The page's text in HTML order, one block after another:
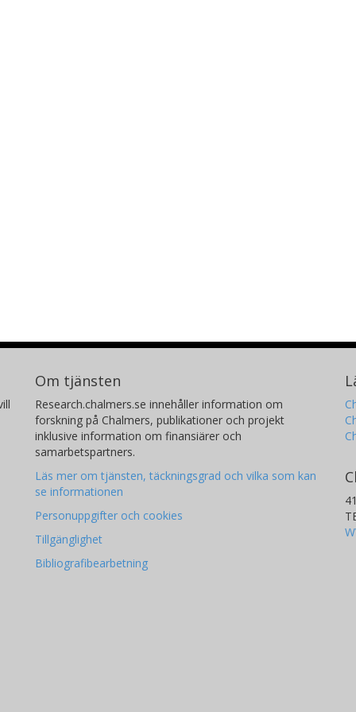
Om tjänsten
Research.chalmers.se innehåller information om
forskning på Chalmers, publikationer och projekt
inklusive information om finansiärer och
samarbetspartners.
Läs mer om tjänsten, täckningsgrad och vilka som kan
se informationen
Personuppgifter och cookies
Tillgänglighet
Bibliografibearbetning